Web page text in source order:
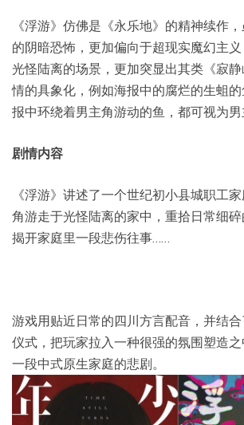
《浮游》仿佛是《永乐地》的精神续作
的阴暗恐怖，更加偏向于超现实魔幻主
光怪陆离的场景，更加突显出其类《寂
情的具象化，例如海报中的腐烂的生蛆
报中环绕着男主角游动的鱼，都可视为男
剧情内容
《浮游》讲述了一个世纪初小县城职工
角游走于光怪陆离的家中，重拾日常细
揭开家庭里一段悲伤往事……
游戏用贴近日常的四川方言配音，并结
仪式，把玩家拉入一种很强的氛围塑造
一段中式原生家庭的悲剧。